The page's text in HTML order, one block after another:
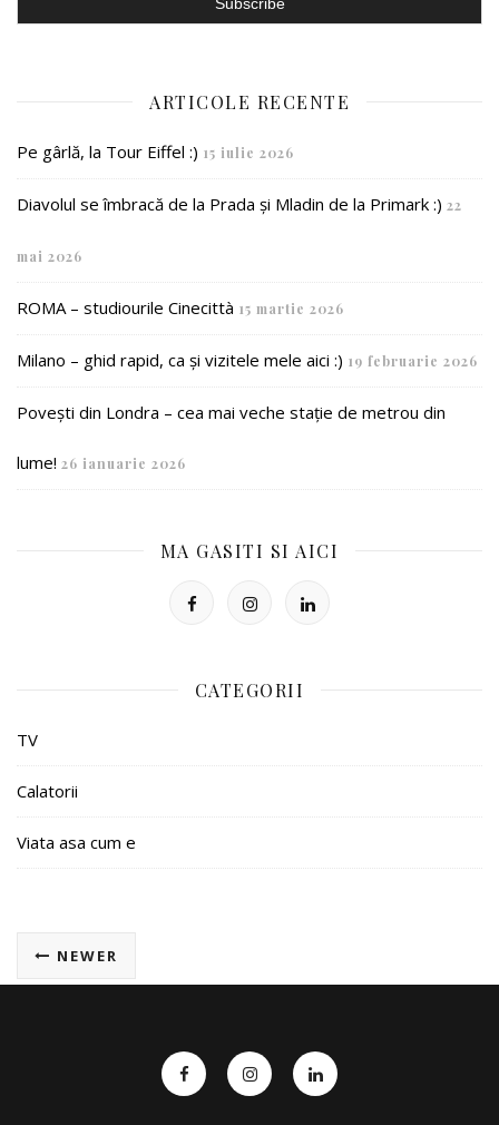
ARTICOLE RECENTE
Pe gârlă, la Tour Eiffel :) 15 iulie 2026
Diavolul se îmbracă de la Prada și Mladin de la Primark :) 22
mai 2026
ROMA – studiourile Cinecittà 15 martie 2026
Milano – ghid rapid, ca și vizitele mele aici :) 19 februarie 2026
Povești din Londra – cea mai veche stație de metrou din
lume! 26 ianuarie 2026
MA GASITI SI AICI
CATEGORII
TV
Calatorii
Viata asa cum e
NEWER